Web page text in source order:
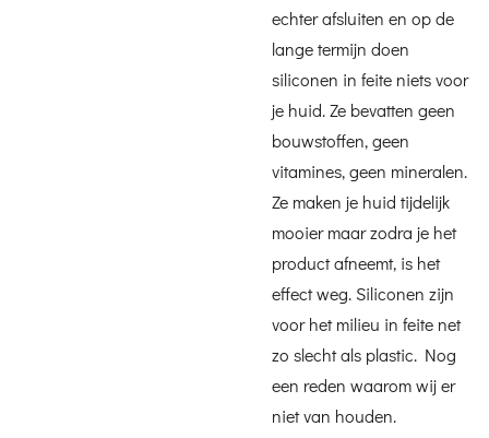
echter afsluiten en op de
lange termijn doen
siliconen in feite niets voor
je huid. Ze bevatten geen
bouwstoffen, geen
vitamines, geen mineralen.
Ze maken je huid tijdelijk
mooier maar zodra je het
product afneemt, is het
effect weg. Siliconen zijn
voor het milieu in feite net
zo slecht als plastic. Nog
een reden waarom wij er
niet van houden.